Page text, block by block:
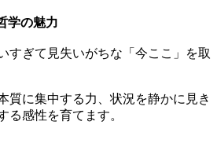
学の魅力
すぎて見失いがちな「今ここ」を取
質に集中する力、状況を静かに見き
る感性を育てます。